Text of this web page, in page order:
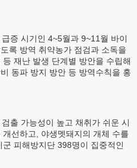
증 시기인 4~5월과 9~11월 바이
록 방역 취약농가 점검과 소독을
재난 발생 단계별 방안을 수립해
동파 방지 방안 등 방역수칙을 홍
출 가능성이 높고 채취가 쉬운 시
선하고, 야생멧돼지의 개체 수를
피해방지단 398명이 집중적인